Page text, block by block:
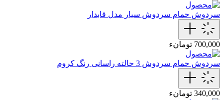
سردوش حمام سردوش سیار مدل قابدار
700,000 تومانء
سردوش حمام سردوش 3 حالته راسانی رنگ کروم
340,000 تومانء